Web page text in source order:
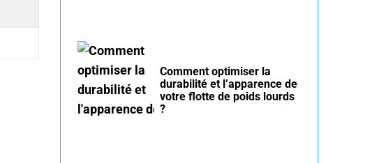
Comment optimiser la
durabilité et l’apparence de
votre flotte de poids lourds
?